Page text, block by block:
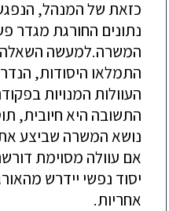
כזאת של המנהל,
נתונים החורגת מגדר
המשרה.למעשה השאלה
התמלאו היסודות,
העוולות המנויות
התשובה היא חיובית,
נושא המשרה שביצע
אם עוולה מסוימת
יסוד נפשי יידרש
אחריות.